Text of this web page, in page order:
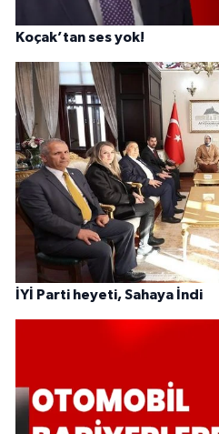
Koçak’tan ses yok!
İYİ Parti heyeti, Sahaya İndi